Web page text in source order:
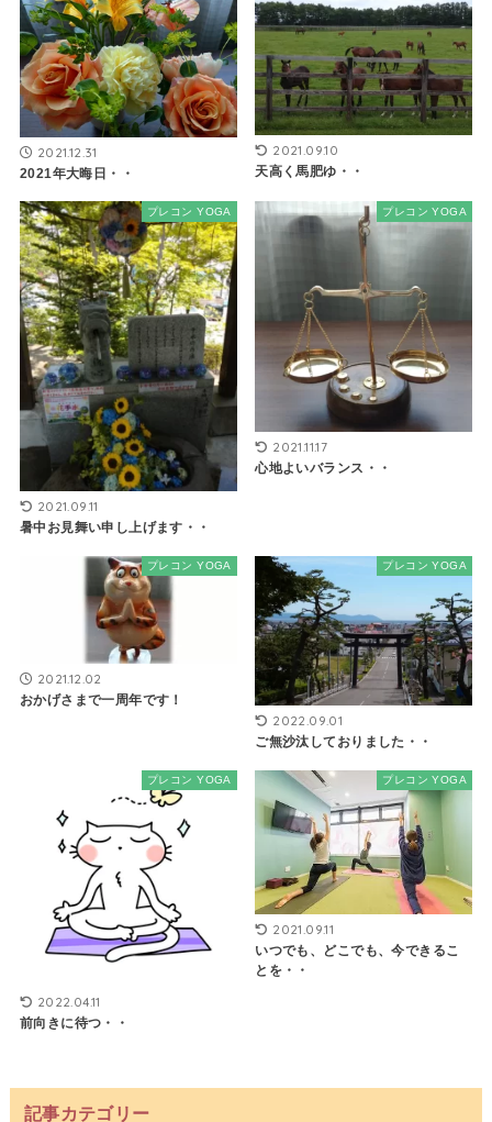
2021.12.31
2021年大晦日・・
2021.09.10
天高く馬肥ゆ・・
プレコン YOGA
2021.09.11
暑中お見舞い申し上げます・・
プレコン YOGA
2021.11.17
心地よいバランス・・
プレコン YOGA
2021.12.02
おかげさまで一周年です！
プレコン YOGA
2022.09.01
ご無沙汰しておりました・・
プレコン YOGA
2022.04.11
前向きに待つ・・
プレコン YOGA
2021.09.11
いつでも、どこでも、今できるこ
とを・・
記事カテゴリー